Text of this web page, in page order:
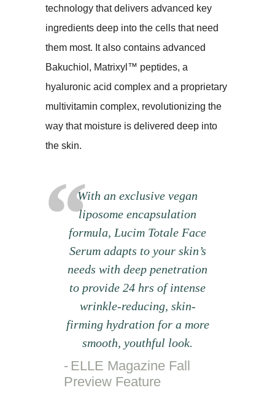
technology that delivers advanced key
ingredients deep into the cells that need
them most. It also contains advanced
Bakuchiol, Matrixyl™ peptides, a
hyaluronic acid complex and a proprietary
multivitamin complex, revolutionizing the
way that moisture is delivered deep into
the skin.
With an exclusive vegan
liposome encapsulation
formula, Lucim Totale Face
Serum adapts to your skin’s
needs with deep penetration
to provide 24 hrs of intense
wrinkle-reducing, skin-
firming hydration for a more
smooth, youthful look.
ELLE Magazine Fall
Preview Feature